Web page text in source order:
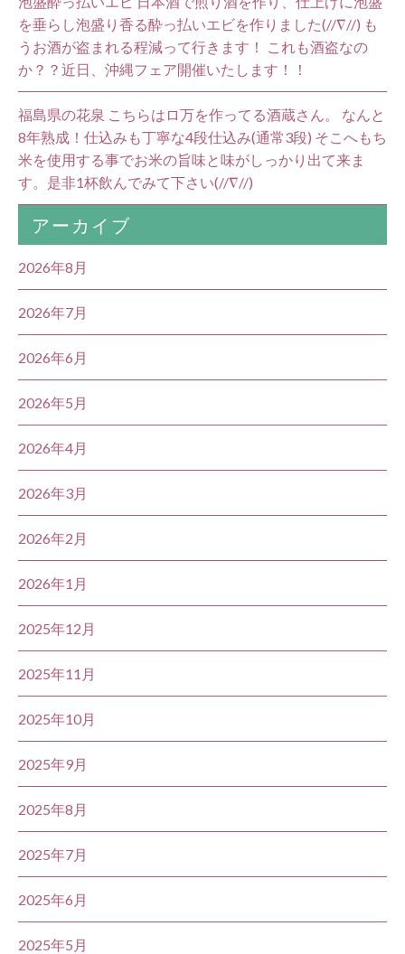
を垂らし泡盛り香る酔っ払いエビを作りました(//∇//) も
うお酒が盗まれる程減って行きます！ これも酒盗なの
か？？近日、沖縄フェア開催いたします！！
福島県の花泉 こちらはロ万を作ってる酒蔵さん。 なんと
8年熟成！仕込みも丁寧な4段仕込み(通常3段) そこへもち
米を使用する事でお米の旨味と味がしっかり出て来ま
す。是非1杯飲んでみて下さい(//∇//)
アーカイブ
2026年8月
2026年7月
2026年6月
2026年5月
2026年4月
2026年3月
2026年2月
2026年1月
2025年12月
2025年11月
2025年10月
2025年9月
2025年8月
2025年7月
2025年6月
2025年5月